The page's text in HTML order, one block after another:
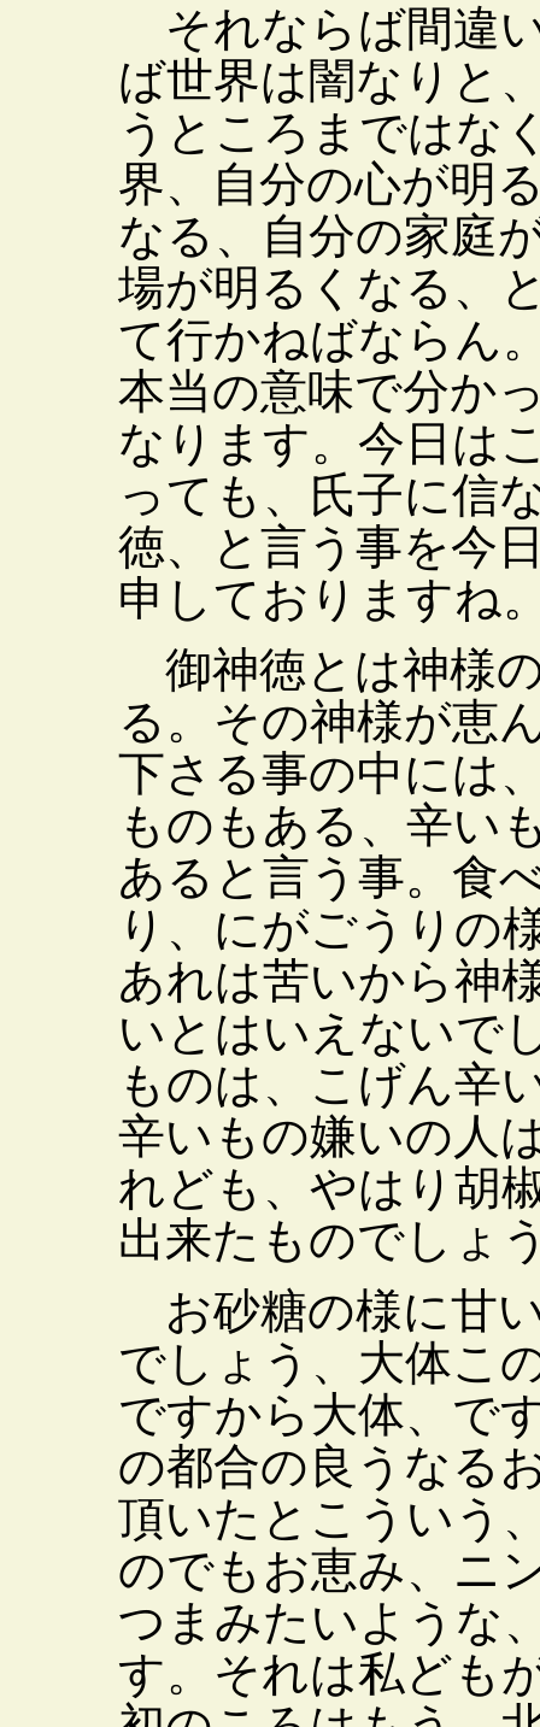
それならば間違
ば世界は闇なりと
うところまではな
界、自分の心が明
なる、自分の家庭
場が明るくなる、
て行かねばならん
本当の意味で分か
なります。今日は
っても、氏子に信
徳、と言う事を今
申しておりますね
御神徳とは神様
る。その神様が恵
下さる事の中には
ものもある、辛い
あると言う事。食
り、にがごうりの
あれは苦いから神
いとはいえないで
ものは、こげん辛
辛いもの嫌いの人
れども、やはり胡
出来たものでしょ
お砂糖の様に甘
でしょう、大体こ
ですから大体、で
の都合の良うなる
頂いたとこういう
のでもお恵み、ニ
つまみたいような
す。それは私ども